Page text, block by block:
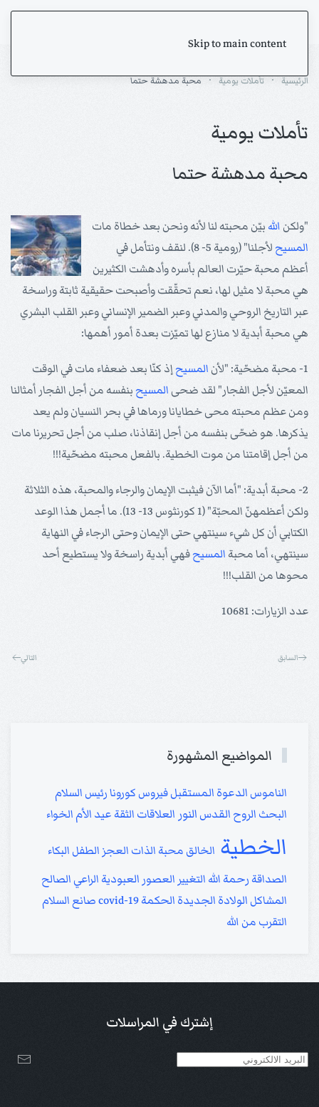
Skip to main content
الرئيسية تأملات يومية محبة مدهشة حتما
تأملات يومية
محبة مدهشة حتما
"ولكن الله بيّن محبته لنا لأنه ونحن بعد خطاة مات
المسيح
لأجلنا" (رومية 5- 8). لنقف ونتأمل في
أعظم محبة حيّرت العالم بأسره وأدهشت الكثيرين
هي محبة لا مثيل لها، نعم تحقّقت وأصبحت حقيقية ثابتة وراسخة
عبر التاريخ الروحي والمدني وعبر الضمير الإنساني وعبر القلب البشري
هي محبة أبدية لا منازع لها تميّزت بعدة أمور أهمها:
1- محبة مضحّية: "لأن المسيحإذ كنّا بعد ضعفاء مات في الوقت
المعيّن لأجل الفجار" لقد ضحى المسيحبنفسه من أجل الفجار أمثالنا
ومن عظم محبته محى خطايانا ورماها في بحر النسيان ولم يعد
يذكرها. هو ضحّى بنفسه من أجل إنقاذنا، صلب من أجل تحريرنا مات
من أجل إقامتنا من موت الخطية. بالفعل محبته مضحّية!!!
2- محبة أبدية: "أما الآن فيثبت الإيمان والرجاء والمحبة، هذه الثلاثة
ولكن أعظمهنّ المحبّة" (1 كورنثوس 13- 13). ما أجمل هذا الوعد
الكتابي أن كل شيء سينتهي حتى الإيمان وحتى الرجاء في النهاية
سينتهي، أما محبة المسيحفهي أبدية راسخة ولا يستطيع أحد
محوها من القلب!!!
عدد الزيارات: 10681
السابق التالي
المواضيع المشهورة
الناموس الدعوة المستقبلفيروس كورونارئيس السلام
البحث الروح القدس النور العلاقات الثقة عيد الأم الخواء
الخطية الخالق محبة الذات العجز الطفل البكاء
الصداقة رحمة الله التغيير العصور العبودية الراعي الصالح
المشاكل الولادة الجديدة الحكمةcovid-19صانع السلام
التقرب من الله
إشترك في المراسلات